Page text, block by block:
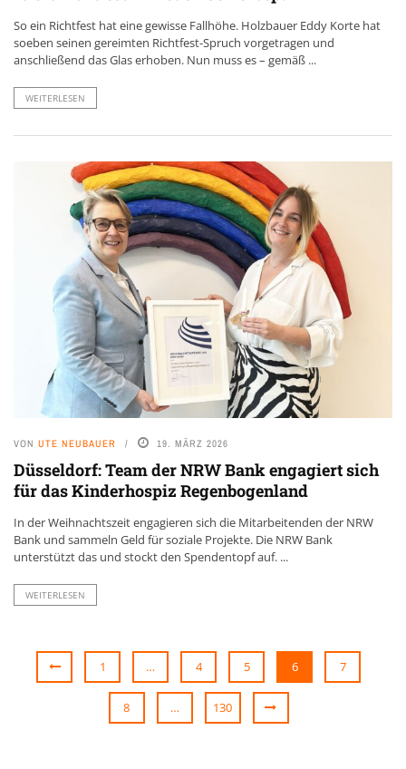
So ein Richtfest hat eine gewisse Fallhöhe. Holzbauer Eddy Korte hat
soeben seinen gereimten Richtfest-Spruch vorgetragen und
anschließend das Glas erhoben. Nun muss es – gemäß ...
WEITERLESEN
VON UTE NEUBAUER 19. MÄRZ 2026
Düsseldorf: Team der NRW Bank engagiert sich
für das Kinderhospiz Regenbogenland
In der Weihnachtszeit engagieren sich die Mitarbeitenden der NRW
Bank und sammeln Geld für soziale Projekte. Die NRW Bank
unterstützt das und stockt den Spendentopf auf. ...
WEITERLESEN
1 … 4 5 6 7
8 … 130